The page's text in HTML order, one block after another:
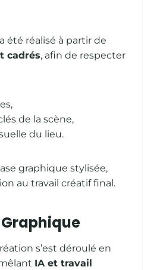
été réalisé à partir de
cadrés, afin de respecter
de la scène,
du lieu.
graphique stylisée,
au travail créatif final.
s’est déroulé en
IA et travail